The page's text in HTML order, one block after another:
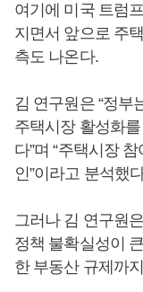
여기에 미국 트럼
지면서 앞으로 주
측도 나온다.
김 연구원은 “정부
주택시장 활성화
다”며 “주택시장
인”이라고 분석했
그러나 김 연구원
정책 불확실성이
한 부동산 규제까